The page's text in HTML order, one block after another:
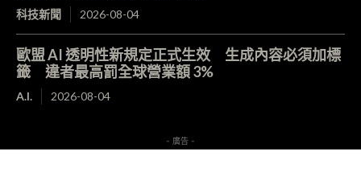
科技新聞 2026-08-04
歐盟 AI 透明性新規定正式生效 生成內容必須加標
籤 違者最高罰全球營業額 3%
A.I. 2026-08-04
- 廣告 -